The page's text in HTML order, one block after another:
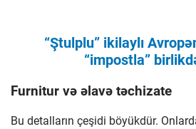
“Ştulplu” ikilaylı
“impostla”
Furnitur və əlavə təchizatе
Bu detalların çeşidi böyükdür.